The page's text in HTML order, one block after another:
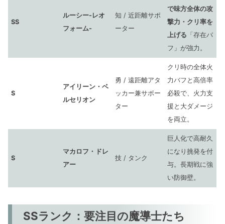
SS
ルーシー-レオ
フォーム-
知 / 近距離サポ
ーター
で味方全体の攻
撃力・クリ率を
上げる 「存在バ
フ」が強力。
S
アイリーン・ベ
ルセリオン
勇 / 遠距離アタ
ッカー兼サポー
ター
クリ時の全体火
力バフと高倍率
必殺で、火力支
援と大ダメージ
を両立。
S
マカロフ・ドレ
アー
技 / タンク
巨人化で高耐久
になり挑発を付
与。長期戦に強
い防御壁。
SSランク：要注目の魔導士たち